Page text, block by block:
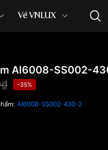
Về VNLUX
AI6008-SS002-
-35%
AI6008-SS002-430-2